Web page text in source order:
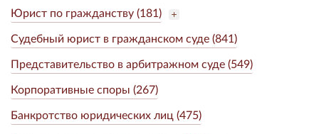
Юрист по гражданству (181)
Судебный юрист в гражданском суде (841)
Представительство в арбитражном суде (549)
Корпоративные споры (267)
Банкротство юридических лиц (475)